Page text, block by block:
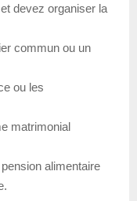
devez organiser la
commun ou un
ou les
matrimonial
alimentaire